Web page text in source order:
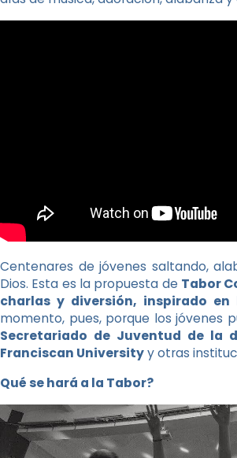
Centenares de jóvenes saltando,
Dios. Esta es la propuesta de Tabor
charlas y diversión, inspirado
momento, pues, porque los jóvenes
Secretariado de Juventud de la
Franciscan Universityy otras
Qué se hará a la Tabor?